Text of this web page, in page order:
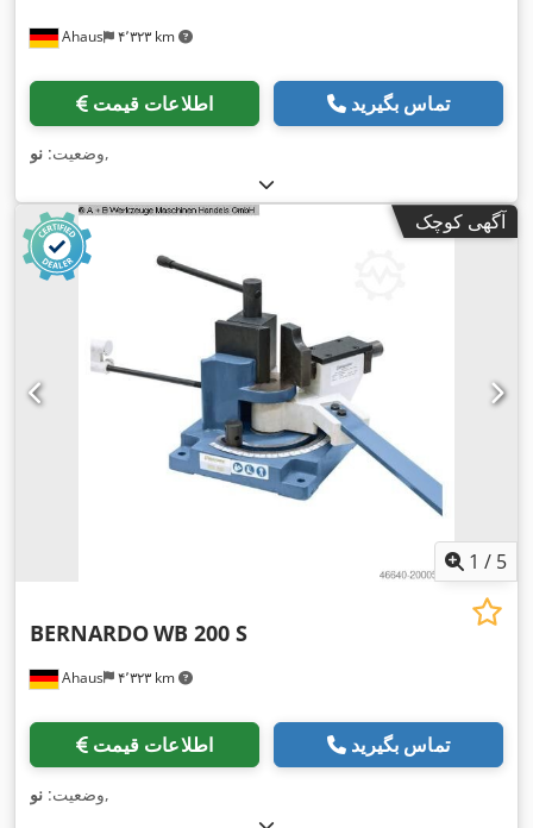
Ahaus ۴٬۳۲۳ km
اطلاعات قیمت تماس بگیرید
وضعیت: نو ,
آگهی کوچک
1 / 5
Ahaus ۴٬۳۲۳ km
BERNARDOWB 200 S
اطلاعات قیمت تماس بگیرید
وضعیت: نو ,